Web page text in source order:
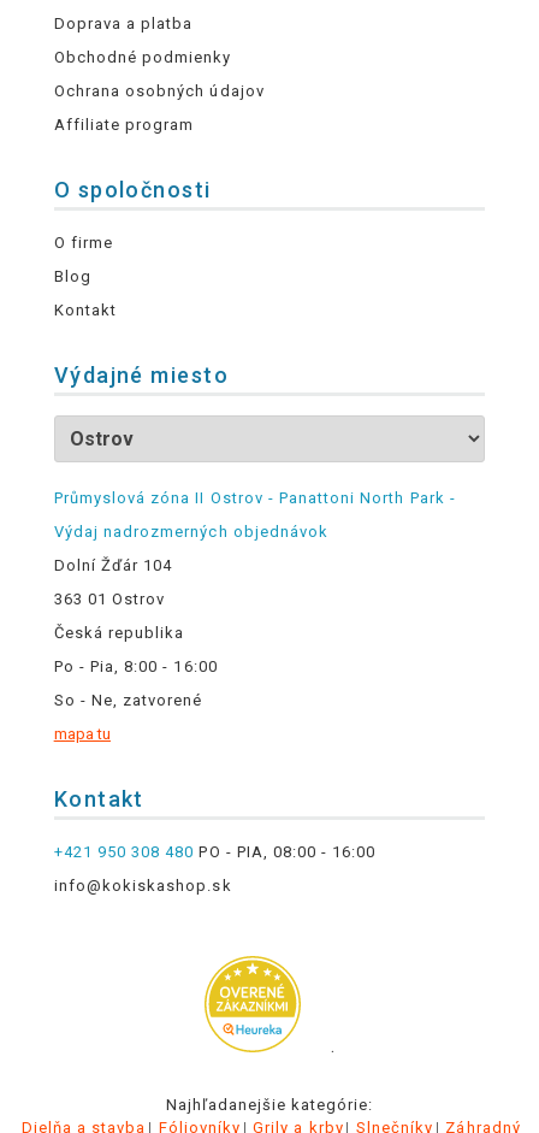
Doprava a platba
Obchodné podmienky
Ochrana osobných údajov
Affiliate program
O spoločnosti
O firme
Blog
Kontakt
Výdajné miesto
Průmyslová zóna II Ostrov - Panattoni North Park -
Výdaj nadrozmerných objednávok
Dolní Žďár 104
363 01 Ostrov
Česká republika
Po - Pia, 8:00 - 16:00
So - Ne, zatvorené
mapa tu
Kontakt
+421 950 308 480 PO - PIA, 08:00 - 16:00
info@kokiskashop.sk
.
Najhľadanejšie kategórie:
Dielňa a stavba
Fóliovníky Grily a krby Slnečníky Záhradný